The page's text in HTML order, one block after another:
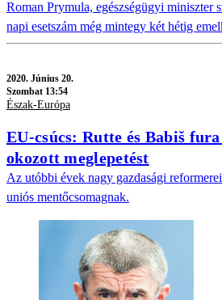
Roman Prymula, egészségügyi miniszter
napi esetszám még mintegy két hétig
2020. Június 20.
Szombat 13:54
Észak-Európa
EU-csúcs: Rutte és Babiš fura
okozott meglepetést
Az utóbbi évek nagy gazdasági
uniós mentőcsomagnak.